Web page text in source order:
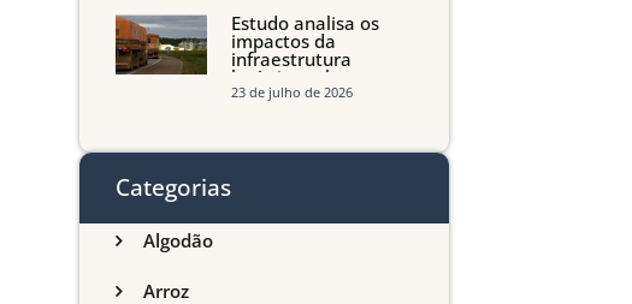
Estudo analisa os
impactos da
infraestrutura
logística sobre a
produção agrícola de
23 de julho de 2026
Categorias
Algodão
Arroz